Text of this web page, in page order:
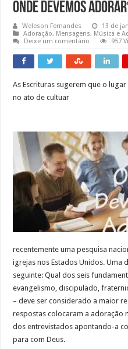
Onde Devemos
Weleson Fernandes
13 de
Adoração, Mensagens, Música e
Deixe um comentário
957
As Escrituras sugerem que o
no ato de cultuar
recentemente uma pesquisa
igrejas nos Estados Unidos. Uma
seguinte: Qual dos seis
evangelismo, discipulado,
– deve ser considerado a maior
respostas colocaram a adoração
dos entrevistados apontando-a
para com Deus.